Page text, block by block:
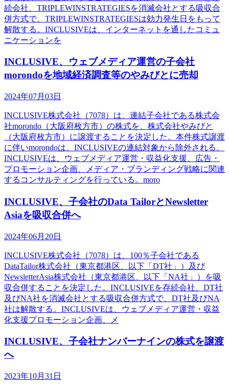
続会社、TRIPLEWINSTRATEGIESを消滅会社とする吸収合
併方式で、TRIPLEWINSTRATEGIESは効力発生日をもって
解散する。INCLUSIVEは、インターネットを通したコミュ
ニケーションを
INCLUSIVE、ウェブメディア運営の子会社
morondoを地域経済調査等のやみびとに売却
2024年07月03日
INCLUSIVE株式会社（7078）は、連結子会社である株式会
社morondo（大阪府枚方市）の株式を、株式会社やみびと
（大阪府枚方市）に譲渡することを決定した。本件株式譲渡
に伴いmorondoは、INCLUSIVEの連結対象から除外される。
INCLUSIVEは、ウェブメディア運営・収益化支援、広告・
プロモーション企画、メディア・ブランディング戦略に関連
するコンサルティングを行っている。moro
INCLUSIVE、子会社のData TailorとNewsletter
Asiaを吸収合併へ
2024年06月20日
INCLUSIVE株式会社（7078）は、100％子会社である
DataTailor株式会社（東京都港区、以下「DT社」）及び
NewsletterAsia株式会社（東京都港区、以下「NA社」）を吸
収合併することを決定した。INCLUSIVEを存続会社、DT社
及びNA社を消滅会社とする吸収合併方式で、DT社及びNA
社は解散する。INCLUSIVEは、ウェブメディア運営・収益
化支援プロモーション企画、メ
INCLUSIVE、子会社ナンバーナインの株式を譲渡
へ
2023年10月31日